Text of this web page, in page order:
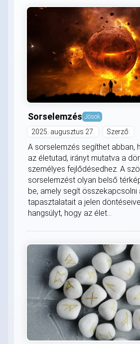
Sorselemzés Jósok
2025. augusztus 27. Szerző:
A sorselemzés segíthet abban,
az életutad, irányt mutatva a
személyes fejlődésedhez. A
sorselemzést olyan belső
be, amely segít összekapcsolni
tapasztalatait a jelen
hangsúlyt, hogy az élet...